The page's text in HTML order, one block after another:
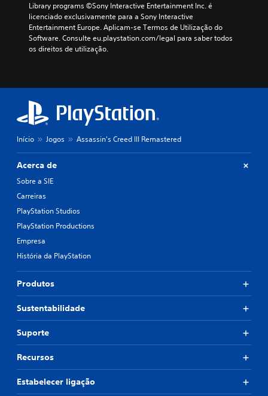
Library programs ©Sony Interactive Entertainment Inc. é
licenciado exclusivamente para a Sony Interactive
Entertainment Europe. Aplicam-se Termos de Utilização do
Software. Consulte eu.playstation.com/legal para saber todos
os direitos de utilização.
Início Jogos Assassin's Creed III Remastered
Acerca de
Sobre a SIE
Carreiras
PlayStation Studios
PlayStation Productions
Empresa
História da PlayStation
Produtos
Sustentabilidade
Suporte
Recursos
Estabelecer ligação